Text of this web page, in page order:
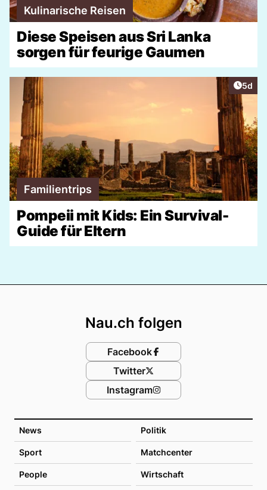
Kulinarische Reisen
Diese Speisen aus Sri Lanka
sorgen für feurige Gaumen
5d
Familientrips
Pompeii mit Kids: Ein Survival-
Guide für Eltern
News Politik
Sport Matchcenter
People Wirtschaft
Nau.ch folgen
Facebook
Twitter
Instagram